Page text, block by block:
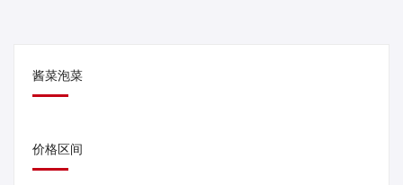
酱菜泡菜
价格区间